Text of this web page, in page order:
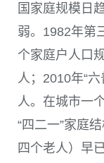
国家庭规模日
弱。 1982年第
个家庭户人口
人； 2010年“六
人。在城市一
“四二一”家庭
四个老人）早